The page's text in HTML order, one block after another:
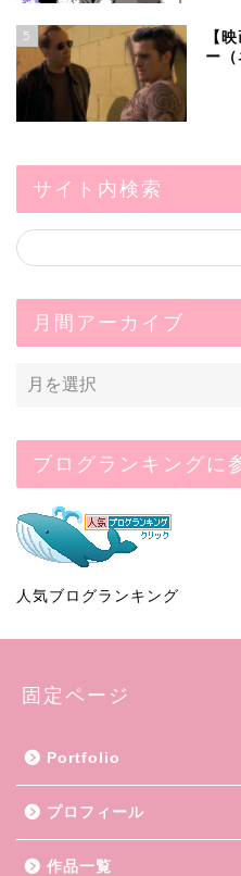
5
【
ー（
サイト内検索
月間アーカイブ
ブログランキングに
人気ブログランキング
固定ページ
Portfolio
プロフィール
作品一覧